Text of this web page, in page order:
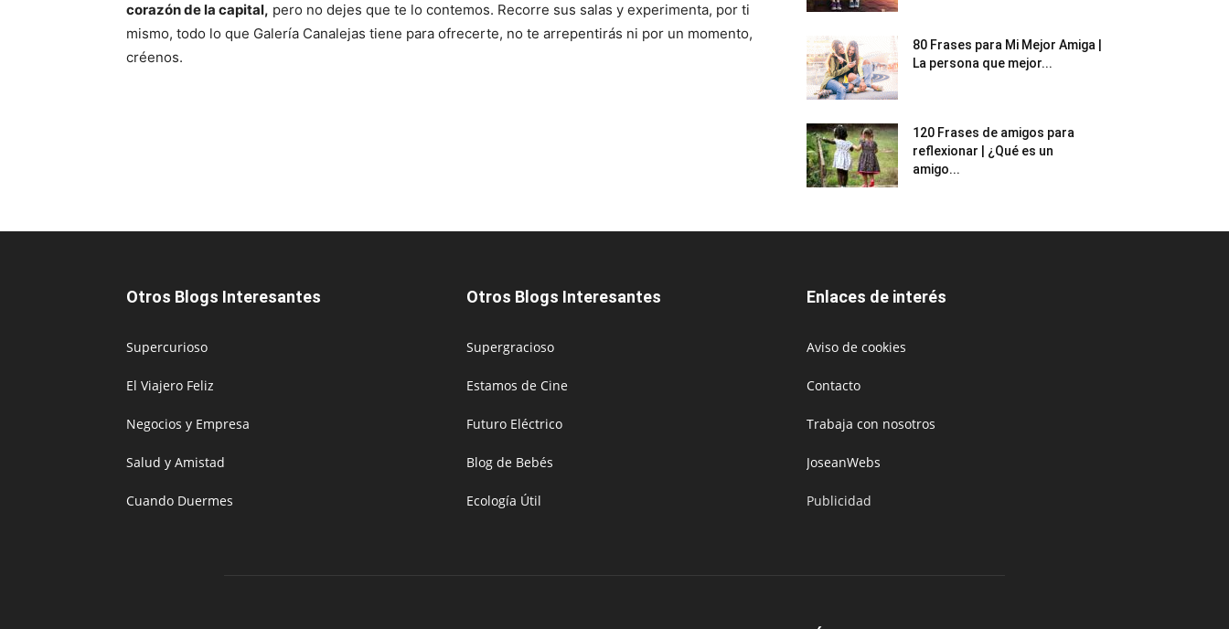
corazón de la capital, pero no dejes que te lo contemos. Recorre sus salas y experimenta, por ti
mismo, todo lo que Galería Canalejas tiene para ofrecerte, no te arrepentirás ni por un momento,
créenos.
80 Frases para Mi Mejor Amiga |
La persona que mejor...
120 Frases de amigos para
reflexionar | ¿Qué es un
amigo...
Otros Blogs Interesantes
Supercurioso
El Viajero Feliz
Negocios y Empresa
Salud y Amistad
Cuando Duermes
Otros Blogs Interesantes
Supergracioso
Estamos de Cine
Futuro Eléctrico
Blog de Bebés
Ecología Útil
Enlaces de interés
Aviso de cookies
Contacto
Trabaja con nosotros
JoseanWebs
Publicidad